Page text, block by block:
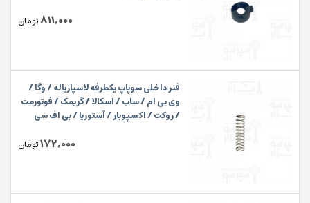
811,000تومان
فنر داخلی سوپاپ یکطرفه لاسپازیاله / وگا /
وی بی ام / ساب / اسکالا / گریمک / فوتورمت
/ روکت / اکسپوبار / آستوریا / بی اف سی
172,000تومان